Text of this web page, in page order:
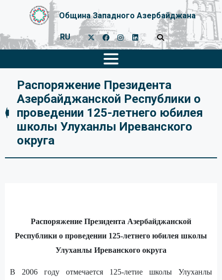
Община Западного Азербайджана
RU
Распоряжение Президента
Азербайджанской Республики о
проведении 125-летнего юбилея
школы Улуханлы Иреванского
округа
Распоряжение Президента Азербайджанской
Республики о проведении 125-летнего юбилея школы
Улуханлы Иреванского округа
В 2006 году отмечается 125-летие школы Улуханлы